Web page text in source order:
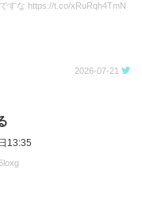
すな https://t.co/xRuRqh4TmN
2026-07-21
13:35